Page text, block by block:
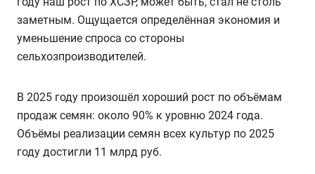
заметным. Ощущается определённая экономия и
уменьшение спроса со стороны
сельхозпроизводителей.
В 2025 году произошёл хороший рост по объёмам
продаж семян: около 90% к уровню 2024 года.
Объёмы реализации семян всех культур по 2025
году достигли 11 млрд руб.